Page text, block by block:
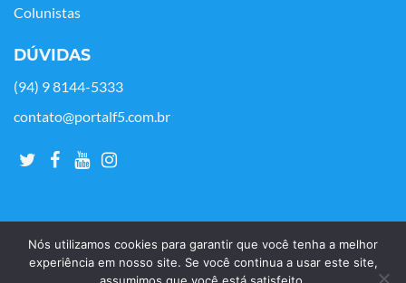
Colunistas
DÚVIDAS
(94) 9 8144-5333
contato@portalf5.com.br
Nós utilizamos cookies para garantir que você tenha a melhor
experiência em nosso site. Se você continua a usar este site,